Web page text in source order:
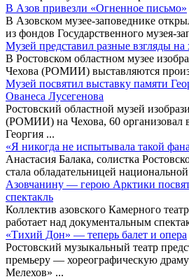
В Азов привезли «Огненное письмо»
В Азовском музее-заповеднике
из фондов Государственного музея-
Музей представил разные взгляды
В Ростовском областном музее
Чехова (РОМИИ) выставляются
Музей посвятил выставку памяти
Ованеса Лусегенова
Ростовский областной музей
(РОМИИ) на Чехова, 60 организовал
Георгия ...
«Я никогда не испытывала такой
Анастасия Балака, солистка
стала обладательницей
Азовчанину — герою Арктики
спектакль
Коллектив азовского Камерного
работает над документальным
«Тихий Дон» — теперь балет и опера
Ростовский музыкальный театр
премьеру — хореографическую
Мелехов» ...